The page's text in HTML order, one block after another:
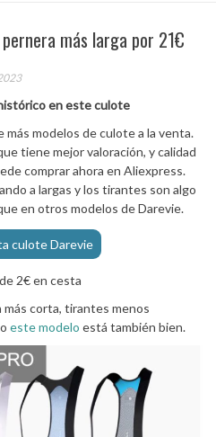
pernera más larga por 21€
en este culote
más modelos de culote a la venta.
tiene mejor valoración, y calidad
comprar ahora en Aliexpress.
a largas y los tirantes son algo
en otros modelos de Darevie.
culote Darevie
2€ en cesta
más corta, tirantes menos
este modelo está también bien.